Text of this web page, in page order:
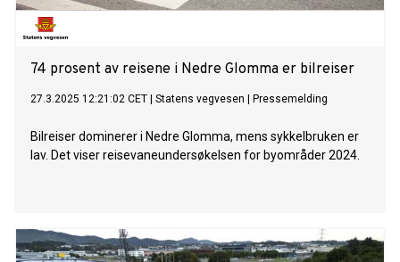
74 prosent av reisene i Nedre Glomma er bilreiser
27.3.2025 12:21:02 CET Statens vegvesen Pressemelding
Bilreiser dominerer i Nedre Glomma, mens sykkelbruken er
lav. Det viser reisevaneundersøkelsen for byområder 2024.